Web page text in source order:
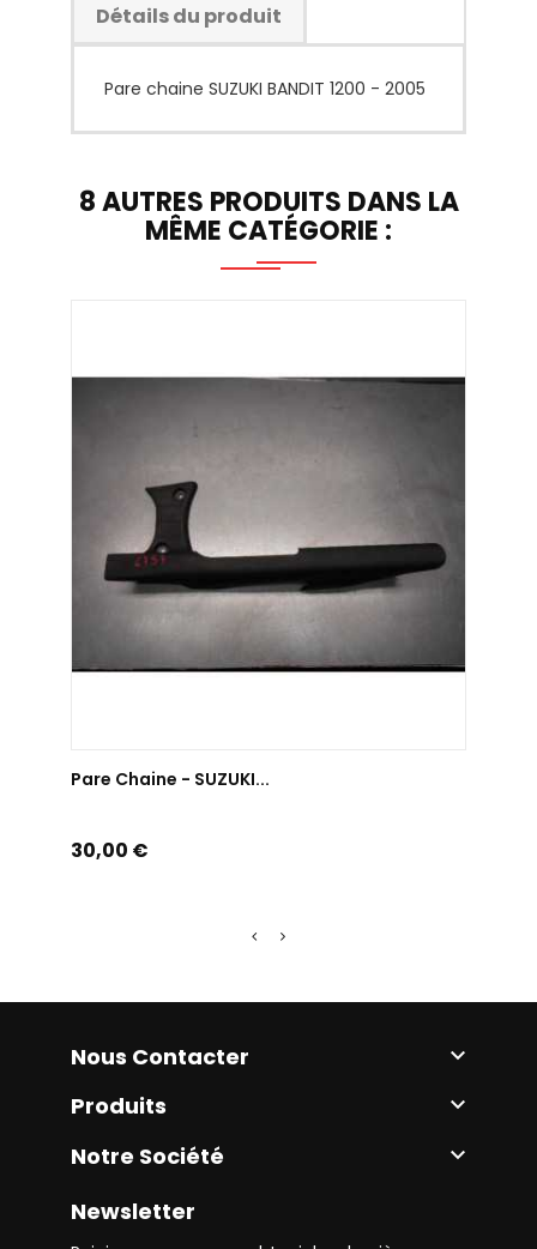
Détails du produit
Pare chaine SUZUKI BANDIT 1200 - 2005
8 AUTRES PRODUITS DANS LA
MÊME CATÉGORIE :
Pare Chaine - SUZUKI...
Prix
30,00 €
Nous Contacter 
Produits 
Notre Société 
Newsletter